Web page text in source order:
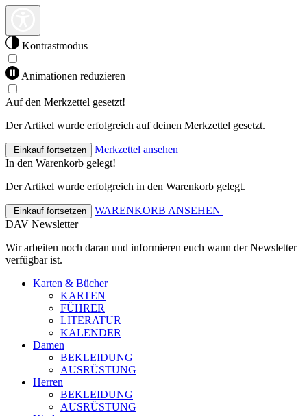
Kontrastmodus
Animationen reduzieren
Auf den Merkzettel gesetzt!
Der Artikel wurde erfolgreich auf deinen Merkzettel gesetzt.
Einkauf fortsetzen
Merkzettel ansehen
In den Warenkorb gelegt!
Der Artikel wurde erfolgreich in den Warenkorb gelegt.
Einkauf fortsetzen
WARENKORB ANSEHEN
DAV Newsletter
Wir arbeiten noch daran und informieren euch wann der Newsletter
verfügbar ist.
Karten & Bücher
KARTEN
FÜHRER
LITERATUR
KALENDER
Damen
BEKLEIDUNG
AUSRÜSTUNG
Herren
BEKLEIDUNG
AUSRÜSTUNG